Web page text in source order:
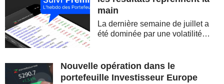
main
La dernière semaine de juillet a
été dominée par une volatilité
semi-conducteurs. Les
inquiétudes sur la soutenabilité
Nouvelle opération dans le
portefeuille Investisseur Europe